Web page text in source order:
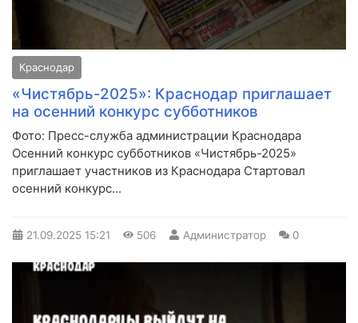
Краснодар
«Чистябрь-2025»: Краснодар приглашает
на осенний конкурс субботников
Фото: Пресс-служба администрации Краснодара
Осенний конкурс субботников «Чистябрь-2025»
приглашает участников из Краснодара Стартовал
осенний конкурс...
21.09.2025 15:21 506 Администратор 0